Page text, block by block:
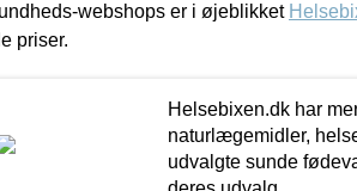
webshops er i øjeblikket
priser.
Helsebixen.dk har
naturlægemidler,
udvalgte sunde